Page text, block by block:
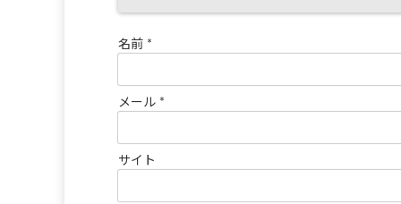
名前 *
メール *
サイト